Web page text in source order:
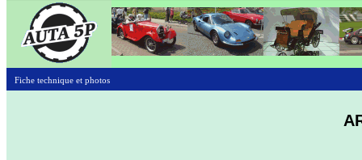
Fiche technique et photos